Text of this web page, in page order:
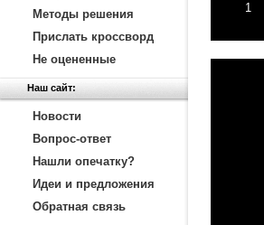
Методы решения
Прислать кроссворд
Не оцененные
Наш сайт:
Новости
Вопрос-ответ
Нашли опечатку?
Идеи и предложения
Обратная связь
1